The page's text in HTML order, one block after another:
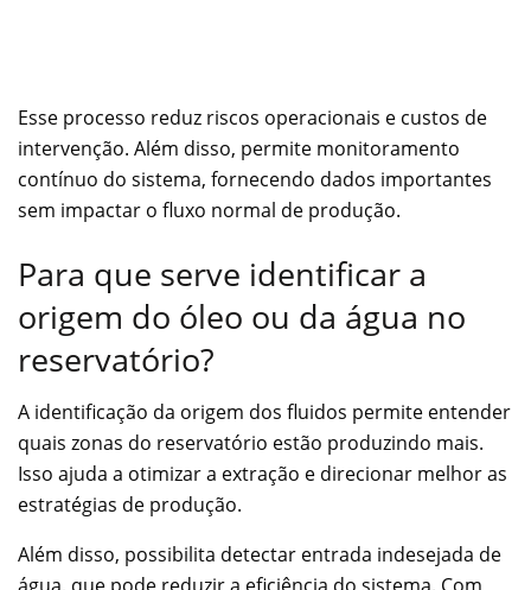
Esse processo reduz riscos operacionais e custos de
intervenção. Além disso, permite monitoramento
contínuo do sistema, fornecendo dados importantes
sem impactar o fluxo normal de produção.
Para que serve identificar a
origem do óleo ou da água no
reservatório?
A identificação da origem dos fluidos permite entender
quais zonas do reservatório estão produzindo mais.
Isso ajuda a otimizar a extração e direcionar melhor as
estratégias de produção.
Além disso, possibilita detectar entrada indesejada de